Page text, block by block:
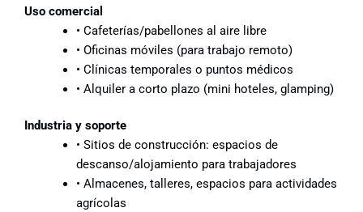
Uso comercial
• Cafeterías/pabellones al aire libre
• Oficinas móviles (para trabajo remoto)
• Clínicas temporales o puntos médicos
• Alquiler a corto plazo (mini hoteles, glamping)
Industria y soporte
• Sitios de construcción: espacios de
descanso/alojamiento para trabajadores
• Almacenes, talleres, espacios para actividades
agrícolas